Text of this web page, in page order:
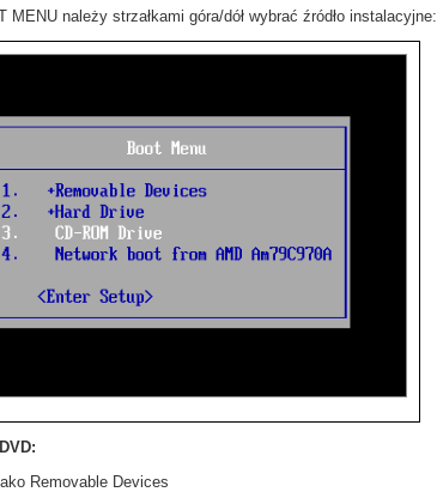
należy strzałkami góra/dół wybrać źródło instalacyjne:
Removable Devices